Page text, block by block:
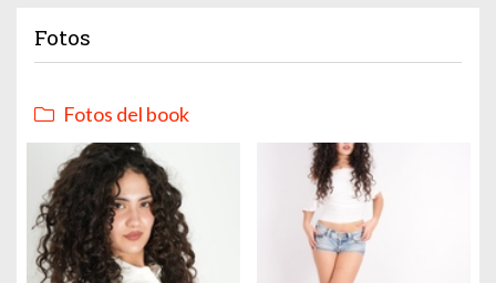
Fotos
Fotos del book